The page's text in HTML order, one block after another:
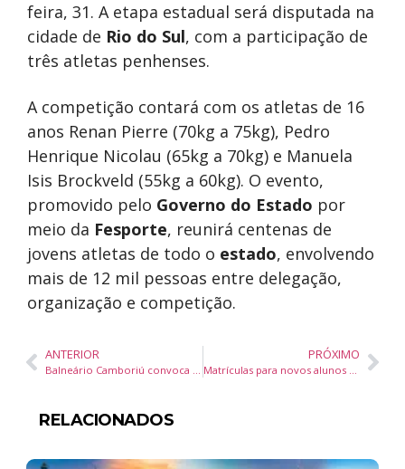
feira, 31. A etapa estadual será disputada na
cidade de Rio do Sul, com a participação de
três atletas penhenses.
A competição contará com os atletas de 16
anos Renan Pierre (70kg a 75kg), Pedro
Henrique Nicolau (65kg a 70kg) e Manuela
Isis Brockveld (55kg a 60kg). O evento,
promovido pelo Governo do Estado por
meio da Fesporte, reunirá centenas de
jovens atletas de todo o estado, envolvendo
mais de 12 mil pessoas entre delegação,
organização e competição.
ANTERIOR
Balneário Camboriú convoca população para audiência pública sobre orçamento municipal 2026
PRÓXIMO
Matrículas para novos alunos do CEJA de Balneário Camboriú encerram nesta sexta-feira
RELACIONADOS